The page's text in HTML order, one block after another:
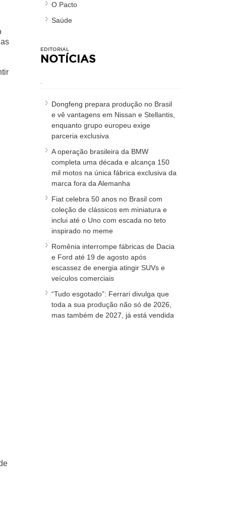
O Pacto
Saúde
EDITORIAL
NOTÍCIAS
.
Dongfeng prepara produção no Brasil
e vê vantagens em Nissan e Stellantis,
enquanto grupo europeu exige
parceria exclusiva
A operação brasileira da BMW
completa uma década e alcança 150
mil motos na única fábrica exclusiva da
marca fora da Alemanha
Fiat celebra 50 anos no Brasil com
coleção de clássicos em miniatura e
inclui até o Uno com escada no teto
inspirado no meme
Romênia interrompe fábricas de Dacia
e Ford até 19 de agosto após
escassez de energia atingir SUVs e
veículos comerciais
“Tudo esgotado”: Ferrari divulga que
toda a sua produção não só de 2026,
mas também de 2027, já está vendida